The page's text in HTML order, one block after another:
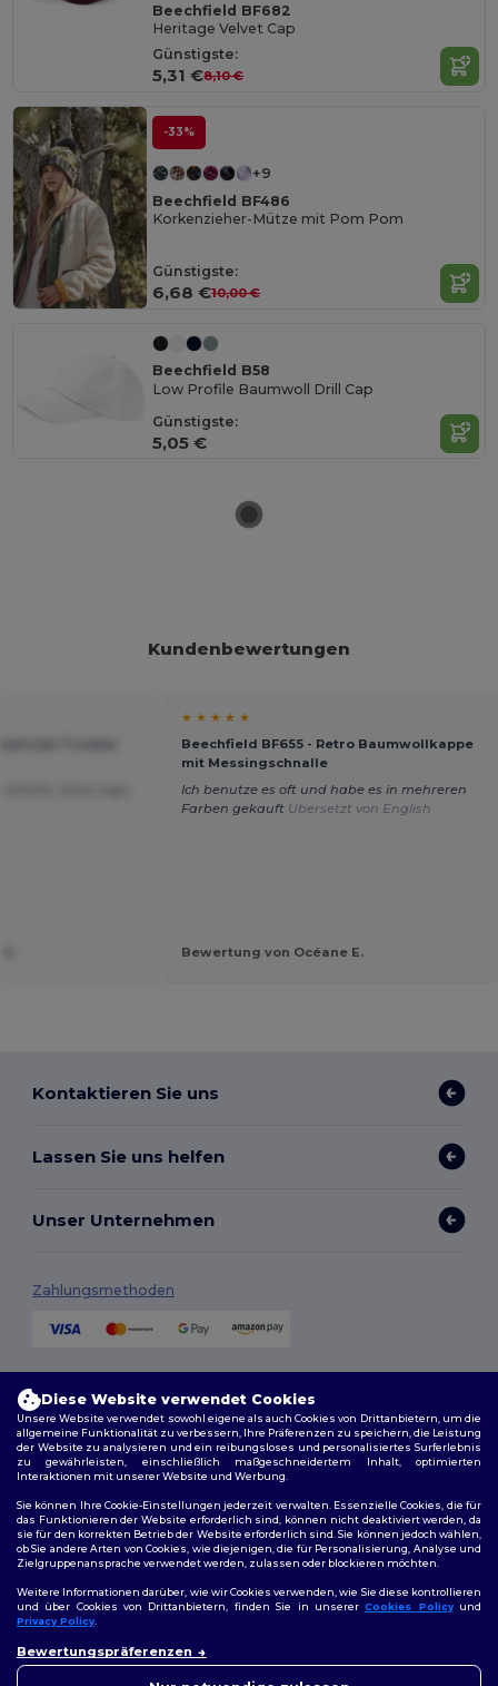
Beechfield BF682
Heritage Velvet Cap
Günstigste:
5,31 €8,10 €
-33%
+9
Beechfield BF486
Korkenzieher-Mütze mit Pom Pom
Günstigste:
6,68 €10,00 €
Beechfield B58
Low Profile Baumwoll Drill Cap
Günstigste:
5,05 €
Kundenbewertungen
★ ★ ★ ★ ★
Beechfield BF655 - Retro Baumwollkappe
mit Messingschnalle
Ich benutze es oft und habe es in mehreren
Farben gekauft Übersetzt von English
Bewertung von Océane E.
Kontaktieren Sie uns
Lassen Sie uns helfen
Unser Unternehmen
Zahlungsmethoden
Allgemeine Geschäftsbedingungen
Datenschutzbestimmungen|Cookie-Richtlinie|Site Map
Folge uns
Diese Website verwendet Cookies
Unsere Website verwendet sowohl eigene als auch Cookies von Drittanbietern, um die
allgemeine Funktionalität zu verbessern, Ihre Präferenzen zu speichern, die Leistung
der Website zu analysieren und ein reibungsloses und personalisiertes Surferlebnis
zu gewährleisten, einschließlich maßgeschneidertem Inhalt, optimierten
Interaktionen mit unserer Website und Werbung.
Sie können Ihre Cookie-Einstellungen jederzeit verwalten. Essenzielle Cookies, die für
das Funktionieren der Website erforderlich sind, können nicht deaktiviert werden, da
sie für den korrekten Betrieb der Website erforderlich sind. Sie können jedoch wählen,
ob Sie andere Arten von Cookies, wie diejenigen, die für Personalisierung, Analyse und
Zielgruppenansprache verwendet werden, zulassen oder blockieren möchten.
Weitere Informationen darüber, wie wir Cookies verwenden, wie Sie diese kontrollieren
und über Cookies von Drittanbietern, finden Sie in unsererCookies Policyund
Privacy Policy.
Bewertungspräferenzen